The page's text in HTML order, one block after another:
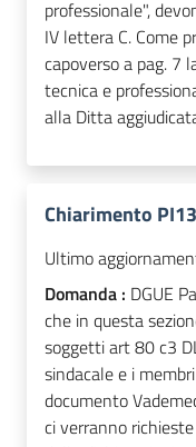
professionale",
IV lettera C. Come
capoverso a pag. 7
tecnica e
alla Ditta
Chiarimento
Ultimo
Domanda : DGUE
che in questa
soggetti art 80 c3
sindacale e i
documento
ci verranno